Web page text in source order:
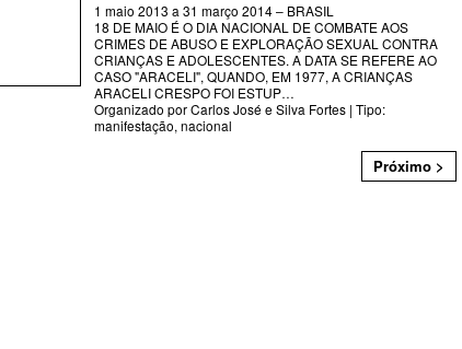
1 maio 2013 a 31 março 2014– BRASIL
18 DE MAIO É O DIA NACIONAL DE COMBATE AOS
CRIMES DE ABUSO E EXPLORAÇÃO SEXUAL CONTRA
CRIANÇAS E ADOLESCENTES. A DATA SE REFERE AO
CASO "ARACELI", QUANDO, EM 1977, A CRIANÇAS
ARACELI CRESPO FOI ESTUP…
Organizado porCarlos José e Silva Fortes | Tipo:
manifestação, nacional
Próximo >